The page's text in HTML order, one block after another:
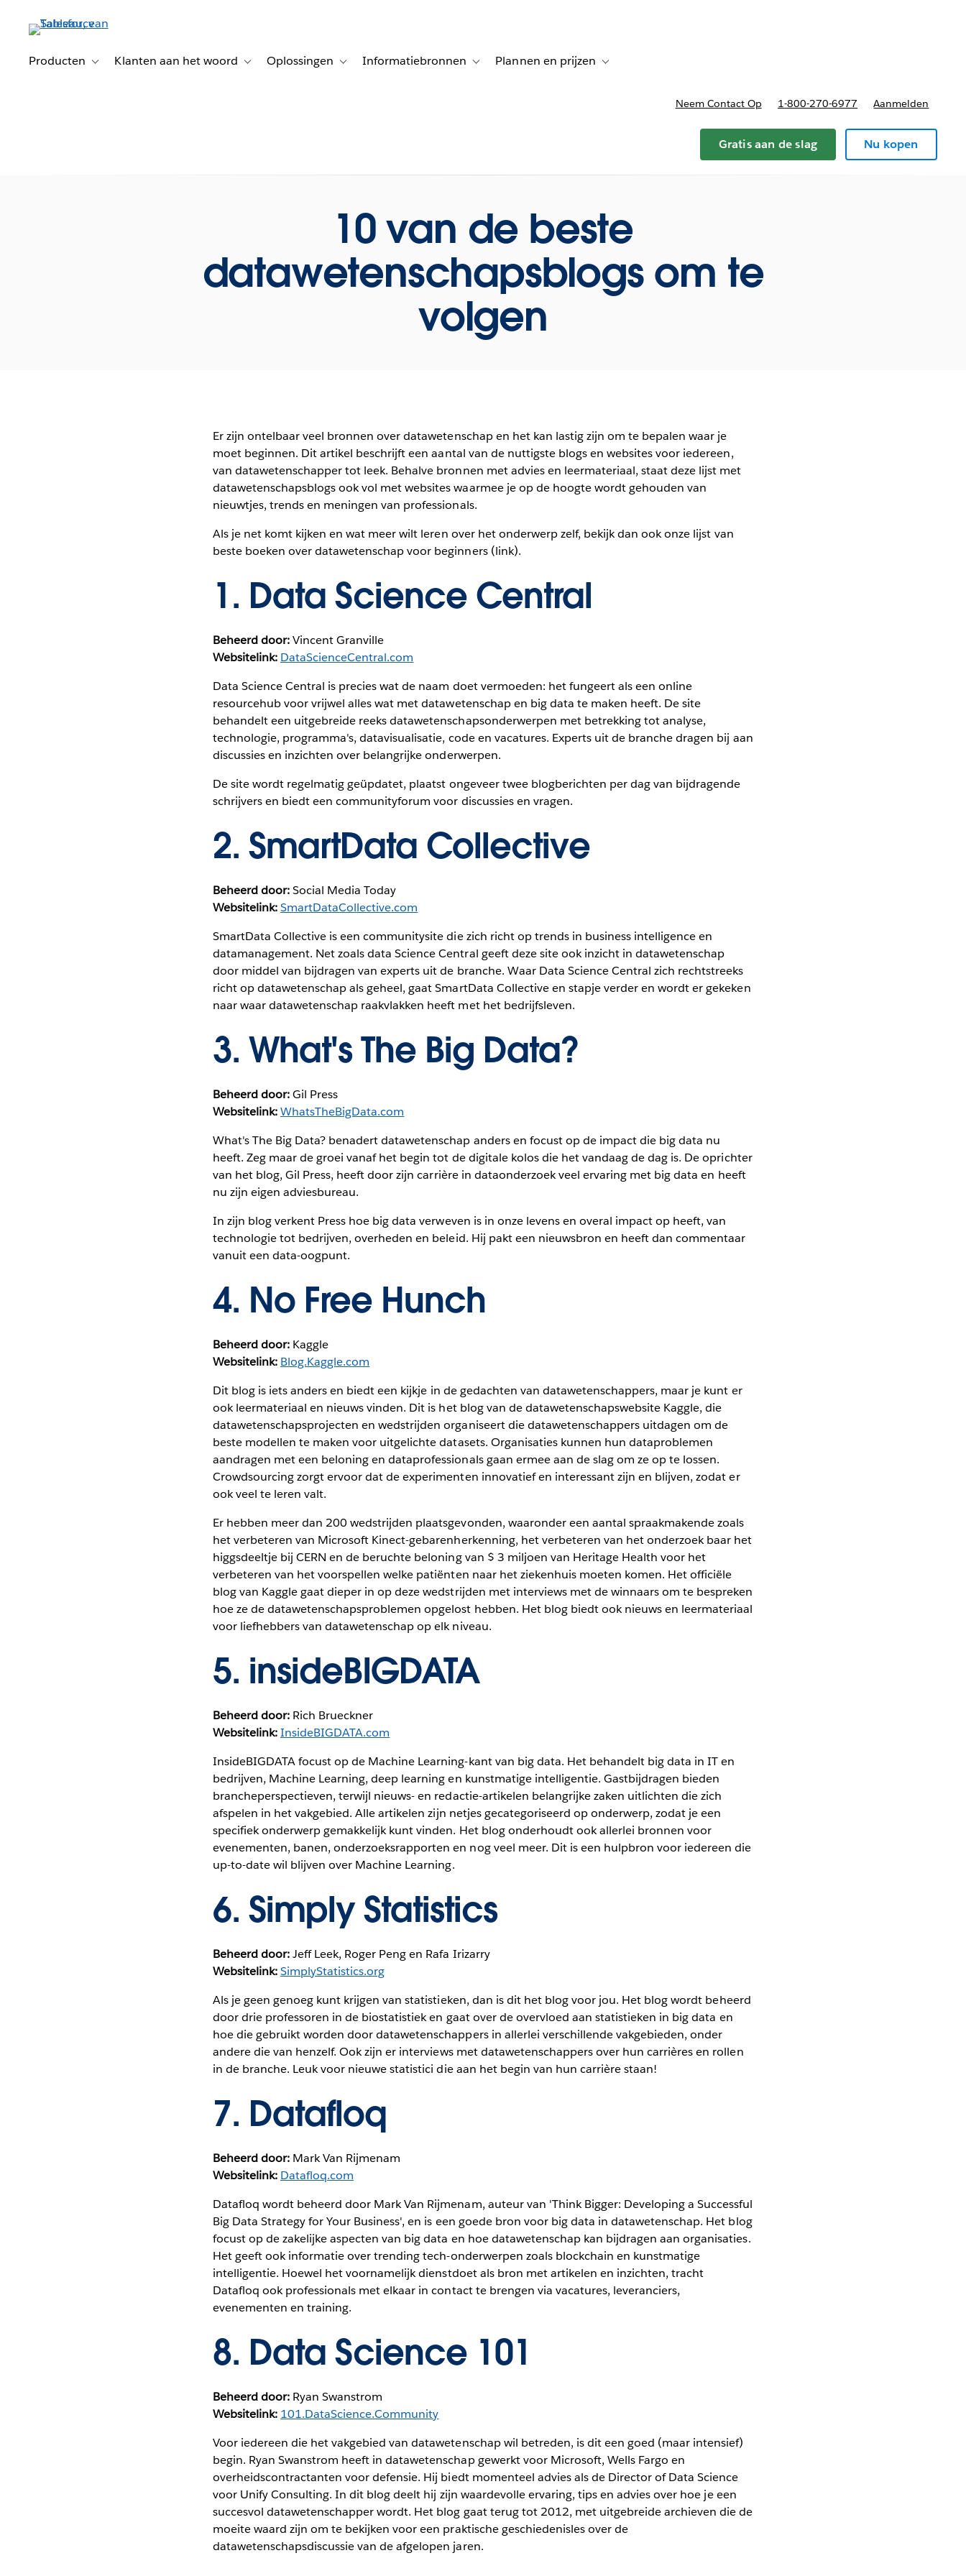
Producten
Toggle sub-navigation for Producten
Klanten aan het woord Toggle sub-navigation for Klanten aan het woord
Oplossingen Toggle sub-navigation for Oplossingen
Informatiebronnen Toggle sub-navigation for Informatiebronnen
Plannen en prijzen Toggle sub-navigation for Plannen en prijzen
Neem Contact Op 1-800-270-6977 Aanmelden
Gratis aan de slag Nu kopen
10 van de beste
datawetenschapsblogs om te
volgen
Er zijn ontelbaar veel bronnen over datawetenschap en het kan lastig zijn om te bepalen waar je
moet beginnen. Dit artikel beschrijft een aantal van de nuttigste blogs en websites voor iedereen,
van datawetenschapper tot leek. Behalve bronnen met advies en leermateriaal, staat deze lijst met
datawetenschapsblogs ook vol met websites waarmee je op de hoogte wordt gehouden van
nieuwtjes, trends en meningen van professionals.
Als je net komt kijken en wat meer wilt leren over het onderwerp zelf, bekijk dan ook onze lijst van
beste boeken over datawetenschap voor beginners (link).
1. Data Science Central
Beheerd door:Vincent Granville
Websitelink: DataScienceCentral.com
Data Science Central is precies wat de naam doet vermoeden: het fungeert als een online
resourcehub voor vrijwel alles wat met datawetenschap en big data te maken heeft. De site
behandelt een uitgebreide reeks datawetenschapsonderwerpen met betrekking tot analyse,
technologie, programma's, datavisualisatie, code en vacatures. Experts uit de branche dragen bij aan
discussies en inzichten over belangrijke onderwerpen.
De site wordt regelmatig geüpdatet, plaatst ongeveer twee blogberichten per dag van bijdragende
schrijvers en biedt een communityforum voor discussies en vragen.
2. SmartData Collective
Beheerd door:Social Media Today
Websitelink:SmartDataCollective.com
SmartData Collective is een communitysite die zich richt op trends in business intelligence en
datamanagement. Net zoals data Science Central geeft deze site ook inzicht in datawetenschap
door middel van bijdragen van experts uit de branche. Waar Data Science Central zich rechtstreeks
richt op datawetenschap als geheel, gaat SmartData Collective en stapje verder en wordt er gekeken
naar waar datawetenschap raakvlakken heeft met het bedrijfsleven.
3. What's The Big Data?
Beheerd door:Gil Press
Websitelink:WhatsTheBigData.com
What's The Big Data? benadert datawetenschap anders en focust op de impact die big data nu
heeft. Zeg maar de groei vanaf het begin tot de digitale kolos die het vandaag de dag is. De oprichter
van het blog, Gil Press, heeft door zijn carrière in dataonderzoek veel ervaring met big data en heeft
nu zijn eigen adviesbureau.
In zijn blog verkent Press hoe big data verweven is in onze levens en overal impact op heeft, van
technologie tot bedrijven, overheden en beleid. Hij pakt een nieuwsbron en heeft dan commentaar
vanuit een data-oogpunt.
4. No Free Hunch
Beheerd door:Kaggle
Websitelink: Blog.Kaggle.com
Dit blog is iets anders en biedt een kijkje in de gedachten van datawetenschappers, maar je kunt er
ook leermateriaal en nieuws vinden. Dit is het blog van de datawetenschapswebsite Kaggle, die
datawetenschapsprojecten en wedstrijden organiseert die datawetenschappers uitdagen om de
beste modellen te maken voor uitgelichte datasets. Organisaties kunnen hun dataproblemen
aandragen met een beloning en dataprofessionals gaan ermee aan de slag om ze op te lossen.
Crowdsourcing zorgt ervoor dat de experimenten innovatief en interessant zijn en blijven, zodat er
ook veel te leren valt.
Er hebben meer dan 200 wedstrijden plaatsgevonden, waaronder een aantal spraakmakende zoals
het verbeteren van Microsoft Kinect-gebarenherkenning, het verbeteren van het onderzoek baar het
higgsdeeltje bij CERN en de beruchte beloning van $ 3 miljoen van Heritage Health voor het
verbeteren van het voorspellen welke patiënten naar het ziekenhuis moeten komen. Het officiële
blog van Kaggle gaat dieper in op deze wedstrijden met interviews met de winnaars om te bespreken
hoe ze de datawetenschapsproblemen opgelost hebben. Het blog biedt ook nieuws en leermateriaal
voor liefhebbers van datawetenschap op elk niveau.
5. insideBIGDATA
Beheerd door:Rich Brueckner
Websitelink:InsideBIGDATA.com
InsideBIGDATA focust op de Machine Learning-kant van big data. Het behandelt big data in IT en
bedrijven, Machine Learning, deep learning en kunstmatige intelligentie. Gastbijdragen bieden
brancheperspectieven, terwijl nieuws- en redactie-artikelen belangrijke zaken uitlichten die zich
afspelen in het vakgebied. Alle artikelen zijn netjes gecategoriseerd op onderwerp, zodat je een
specifiek onderwerp gemakkelijk kunt vinden. Het blog onderhoudt ook allerlei bronnen voor
evenementen, banen, onderzoeksrapporten en nog veel meer. Dit is een hulpbron voor iedereen die
up-to-date wil blijven over Machine Learning.
6. Simply Statistics
Beheerd door:Jeff Leek, Roger Peng en Rafa Irizarry
Websitelink:SimplyStatistics.org
Als je geen genoeg kunt krijgen van statistieken, dan is dit het blog voor jou. Het blog wordt beheerd
door drie professoren in de biostatistiek en gaat over de overvloed aan statistieken in big data en
hoe die gebruikt worden door datawetenschappers in allerlei verschillende vakgebieden, onder
andere die van henzelf. Ook zijn er interviews met datawetenschappers over hun carrières en rollen
in de branche. Leuk voor nieuwe statistici die aan het begin van hun carrière staan!
7. Datafloq
Beheerd door:Mark Van Rijmenam
Websitelink: Datafloq.com
Datafloq wordt beheerd door Mark Van Rijmenam, auteur van 'Think Bigger: Developing a Successful
Big Data Strategy for Your Business', en is een goede bron voor big data in datawetenschap. Het blog
focust op de zakelijke aspecten van big data en hoe datawetenschap kan bijdragen aan organisaties.
Het geeft ook informatie over trending tech-onderwerpen zoals blockchain en kunstmatige
intelligentie. Hoewel het voornamelijk dienstdoet als bron met artikelen en inzichten, tracht
Datafloq ook professionals met elkaar in contact te brengen via vacatures, leveranciers,
evenementen en training.
8. Data Science 101
Beheerd door:Ryan Swanstrom
Websitelink: 101.DataScience.Community
Voor iedereen die het vakgebied van datawetenschap wil betreden, is dit een goed (maar intensief)
begin. Ryan Swanstrom heeft in datawetenschap gewerkt voor Microsoft, Wells Fargo en
overheidscontractanten voor defensie. Hij biedt momenteel advies als de Director of Data Science
voor Unify Consulting. In dit blog deelt hij zijn waardevolle ervaring, tips en advies over hoe je een
succesvol datawetenschapper wordt. Het blog gaat terug tot 2012, met uitgebreide archieven die de
moeite waard zijn om te bekijken voor een praktische geschiedenisles over de
datawetenschapsdiscussie van de afgelopen jaren.